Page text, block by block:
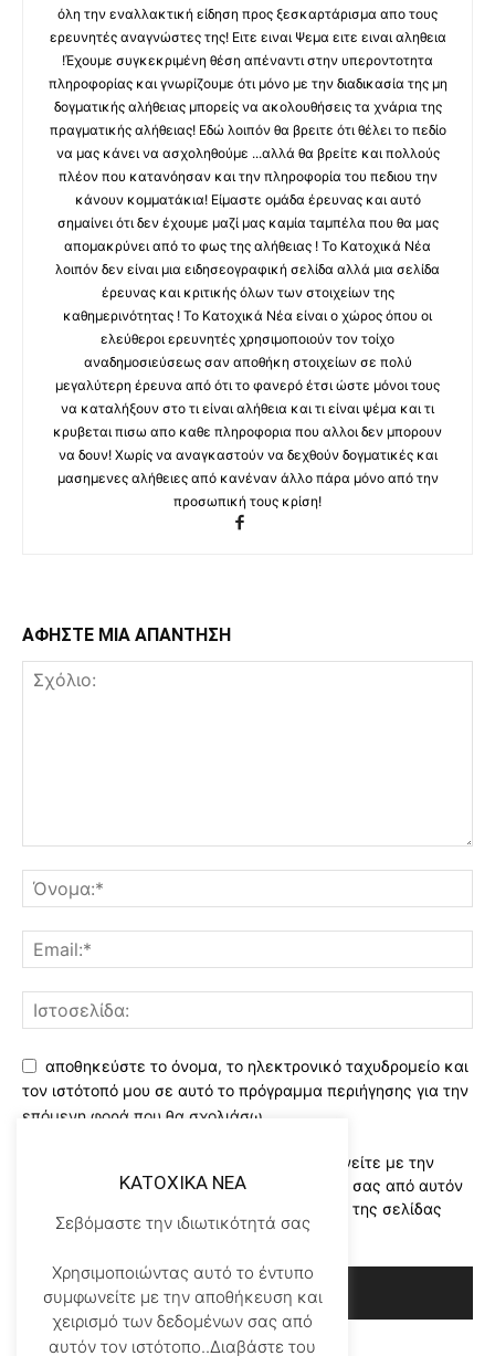
όλη την εναλλακτική είδηση προς ξεσκαρτάρισμα απο τους
ερευνητές αναγνώστες της! Ειτε ειναι Ψεμα ειτε ειναι αληθεια
!Έχουμε συγκεκριμένη θέση απέναντι στην υπεροντοτητα
πληροφορίας και γνωρίζουμε ότι μόνο με την διαδικασία της μη
δογματικής αλήθειας μπορείς να ακολουθήσεις τα χνάρια της
πραγματικής αλήθειας! Εδώ λοιπόν θα βρειτε ότι θέλει το πεδίο
να μας κάνει να ασχοληθούμε ...αλλά θα βρείτε και πολλούς
πλέον που κατανόησαν και την πληροφορία του πεδιου την
κάνουν κομματάκια! Είμαστε ομάδα έρευνας και αυτό
σημαίνει ότι δεν έχουμε μαζί μας καμία ταμπέλα που θα μας
απομακρύνει από το φως της αλήθειας ! Το Κατοχικά Νέα
λοιπόν δεν είναι μια ειδησεογραφική σελίδα αλλά μια σελίδα
έρευνας και κριτικής όλων των στοιχείων της
καθημερινότητας ! Το Κατοχικά Νέα είναι ο χώρος όπου οι
ελεύθεροι ερευνητές χρησιμοποιούν τον τοίχο
αναδημοσιεύσεως σαν αποθήκη στοιχείων σε πολύ
μεγαλύτερη έρευνα από ότι το φανερό έτσι ώστε μόνοι τους
να καταλήξουν στο τι είναι αλήθεια και τι είναι ψέμα και τι
κρυβεται πισω απο καθε πληροφορια που αλλοι δεν μπορουν
να δουν! Χωρίς να αναγκαστούν να δεχθούν δογματικές και
μασημενες αλήθειες από κανέναν άλλο πάρα μόνο από την
προσωπική τους κρίση!
ΑΦΗΣΤΕ ΜΙΑ ΑΠΑΝΤΗΣΗ
αποθηκεύστε το όνομα, το ηλεκτρονικό ταχυδρομείο και
τον ιστότοπό μου σε αυτό το πρόγραμμα περιήγησης για την
επόμενη φορά που θα σχολιάσω.
Χρησιμοποιώντας αυτό το έντυπο συμφωνείτε με την
αποθήκευση και χειρισμό των δεδομένων σας από αυτόν
τον ιστότοπο..Διαβάστε του ορους χρήσης της σελίδας
μας*
KATOXIKA NEA
Σεβόμαστε την ιδιωτικότητά σας
Χρησιμοποιώντας αυτό το έντυπο
συμφωνείτε με την αποθήκευση και
χειρισμό των δεδομένων σας από
αυτόν τον ιστότοπο..Διαβάστε του